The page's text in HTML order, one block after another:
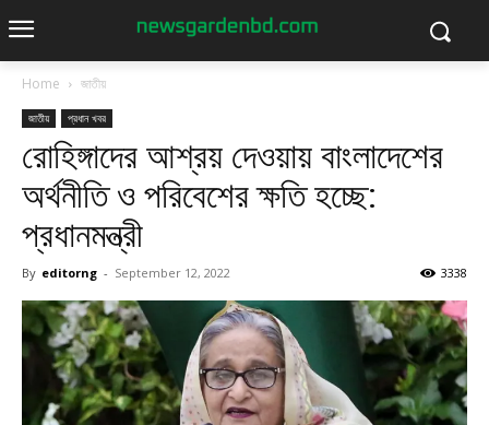
Home জাতীয়
জাতীয় প্রধান খবর
রোহিঙ্গাদের আশ্রয় দেওয়ায় বাংলাদেশের
অর্থনীতি ও পরিবেশের ক্ষতি হচ্ছে:
প্রধানমন্ত্রী
By editorng - September 12, 2022 3338